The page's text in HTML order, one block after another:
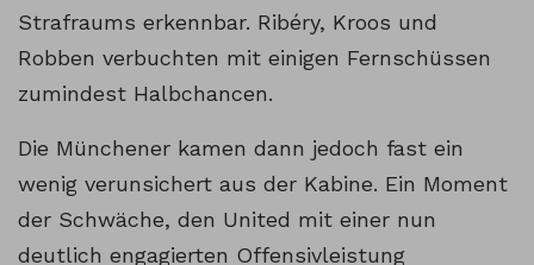
Strafraums erkennbar. Ribéry, Kroos und
Robben verbuchten mit einigen Fernschüssen
zumindest Halbchancen.
Die Münchener kamen dann jedoch fast ein
wenig verunsichert aus der Kabine. Ein Moment
der Schwäche, den United mit einer nun
deutlich engagierten Offensivleistung